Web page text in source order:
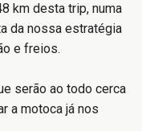
km desta trip, numa
da nossa estratégia
e freios.
serão ao todo cerca
a motoca já nos